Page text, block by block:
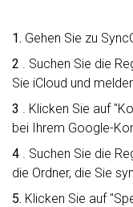
1. Gehen Sie zu
2 . Suchen Sie die
Sie iCloud und
3
. Klicken Sie auf
bei Ihrem Google-
4 . Suchen Sie die
die Ordner, die Sie
5. Klicken Sie auf